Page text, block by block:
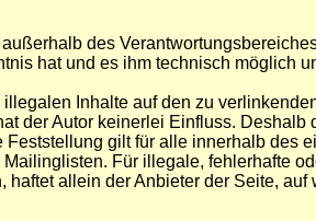
des
hat und es ihm technisch möglich
Inhalte auf den zu
der Autor keinerlei Einfluss.
gilt für alle innerhalb des
Für illegale, fehlerhafte
allein der Anbieter der Seite,